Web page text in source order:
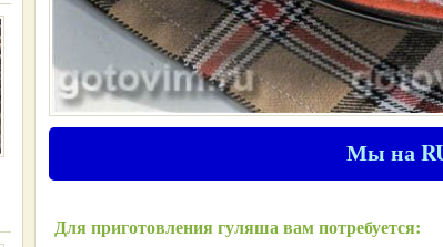
Мы на
Для приготовления гуляша вам потребуется: